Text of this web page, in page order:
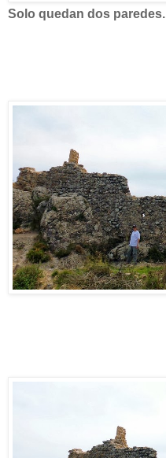
Solo quedan dos paredes.